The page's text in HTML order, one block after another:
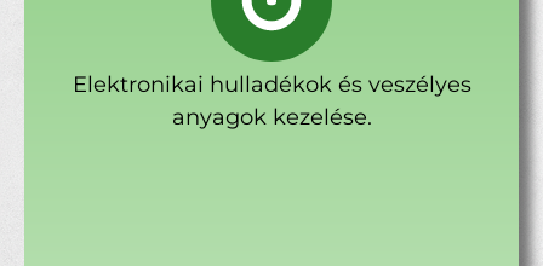
Elektronikai hulladékok és veszélyes
anyagok kezelése.